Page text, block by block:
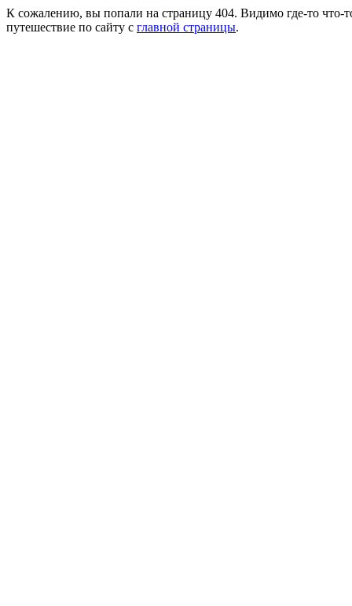
К сожалению, вы попали на страницу 404. Видимо где-то что-
путешествие по сайту с главной страницы.